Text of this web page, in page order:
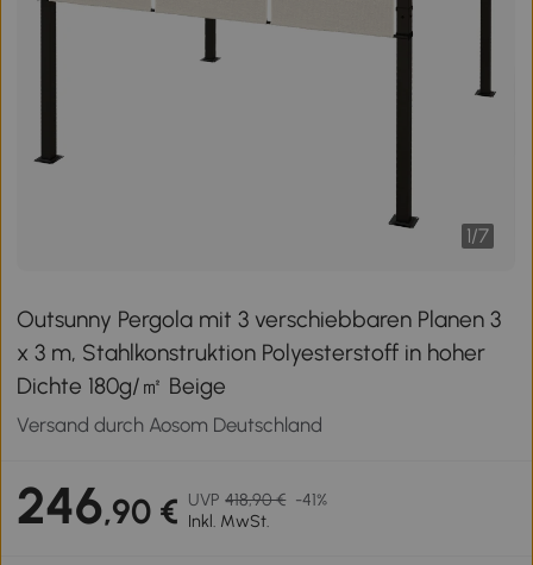
1/7
Outsunny Pergola mit 3 verschiebbaren Planen 3
x 3 m, Stahlkonstruktion Polyesterstoff in hoher
Dichte 180g/㎡ Beige
Versand durch Aosom Deutschland
246,90 € UVP 418,90 € -41%
Inkl. MwSt.